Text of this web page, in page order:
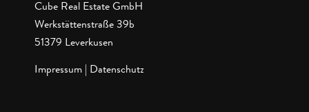
Cube Real Estate GmbH
Werkstättenstraße 39b
51379 Leverkusen
Impressum Datenschutz